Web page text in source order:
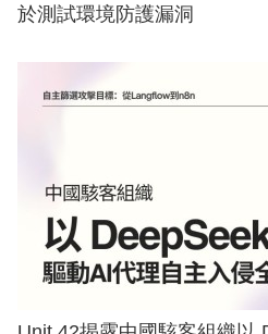
於測試環境防護漏洞